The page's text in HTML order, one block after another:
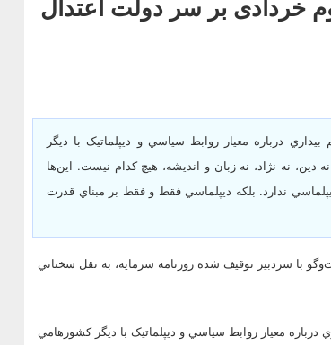
خردادی بر سر دولت اعتدال
درباره معيار روابط سياسي و ديپلماتيک با ديگر
نه نژاد، نه زبان و انديشه، هيچ کدام نيست. اين‌ها
ندارد. بلکه ديپلماسي فقط و فقط بر مبناي قدرت
در گفت‌وگو با سردبير توقيف شده روزنامه سرمايه، به نقل سخناني
درباره معيار روابط سياسي و ديپلماتيک با ديگر کشورها‌مي